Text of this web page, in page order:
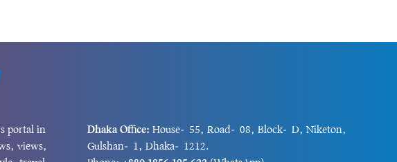
portal in
views,
Dhaka Office: House-55, Road-08, Block-D, Niketon,
Gulshan-1, Dhaka-1212.